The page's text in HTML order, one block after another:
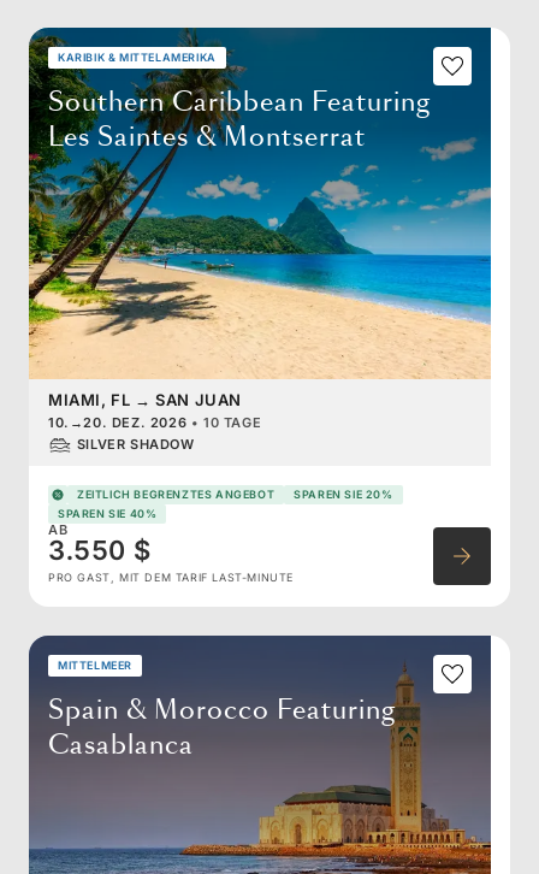
KARIBIK & MITTELAMERIKA
Southern Caribbean Featuring
Les Saintes & Montserrat
MIAMI, FL → SAN JUAN
10. →20. DEZ. 2026 •10 TAGE
SILVER SHADOW
ZEITLICH BEGRENZTES ANGEBOT
SPAREN SIE 20%
SPAREN SIE 40%
AB
3.550 $
PRO GAST, MIT DEM TARIF LAST-MINUTE
MITTELMEER
Spain & Morocco Featuring
Casablanca